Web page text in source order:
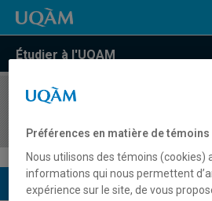
Étudier à l'UQAM
COURS//
Description du cours
Préférences en matière de témoins
Nous utilisons des témoins (cookies)
informations qui nous permettent
expérience sur le site, de vous